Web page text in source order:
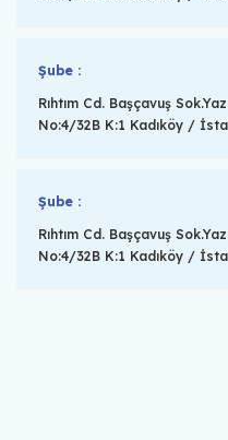
Şube :
Rıhtım Cd. Başçavuş
No:4/32B K:1 Kadıköy /
Şube :
Rıhtım Cd. Başçavuş
No:4/32B K:1 Kadıköy /